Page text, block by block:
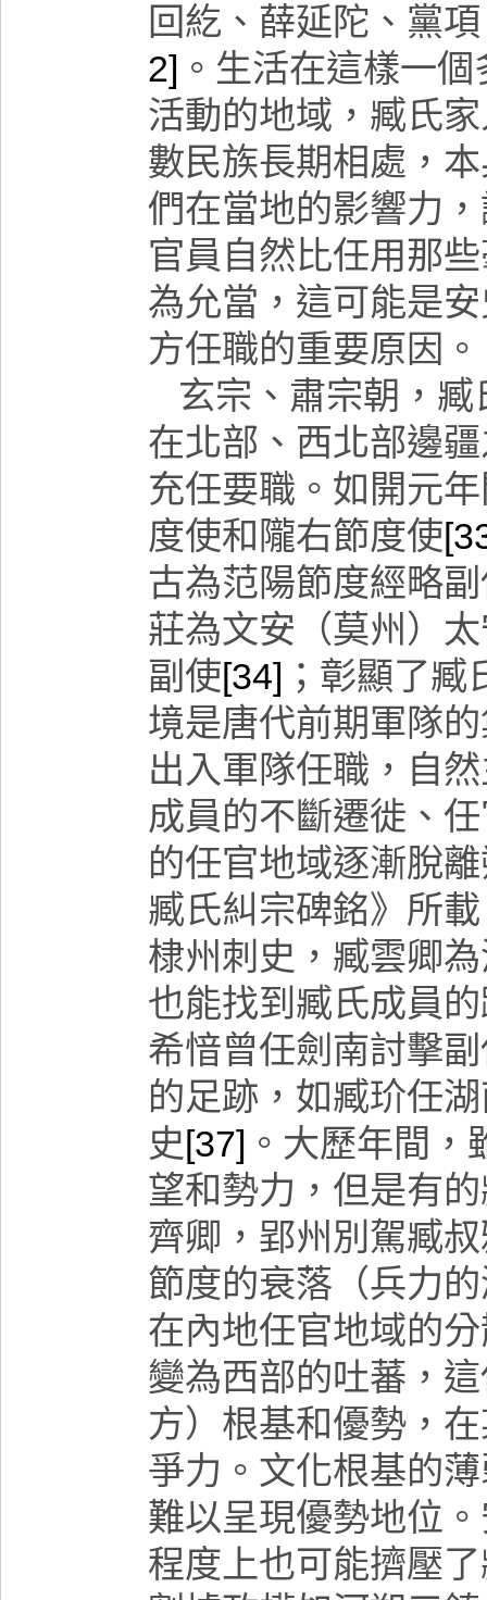
回紇、薛延陀、黨
2] 。生活在這樣一
活動的地域，臧氏
數民族長期相處，
們在當地的影響力
官員自然比任用那
為允當，這可能是
方任職的重要原因。
玄宗、肅宗朝，
在北部、西北部邊
充任要職。如開元
度使和隴右節度使
古為范陽節度經略
莊為文安（莫州）
副使[34] ；彰顯了
境是唐代前期軍隊
出入軍隊任職，自
成員的不斷遷徙、
的任官地域逐漸脫
臧氏糾宗碑銘》所
棣州刺史，臧雲卿
也能找到臧氏成員
希愔曾任劍南討擊
的足跡，如臧玠任
史[37] 。大歷年間
望和勢力，但是有
齊卿，郢州別駕臧
節度的衰落（兵力
在內地任官地域的
變為西部的吐蕃，
方）根基和優勢，
爭力。文化根基的
難以呈現優勢地位
程度上也可能擠壓